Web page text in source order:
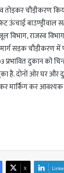
चौड़ीकरण
ऊंचाई
विभाग, राजस्व
मार्ग सड़क चौड़ीकरण
प्रभावित दुकान को
है. दोनों ओर घर
कर मार्किंग कर आवश्यक
X